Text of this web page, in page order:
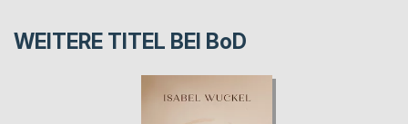
WEITERE TITEL BEI BoD